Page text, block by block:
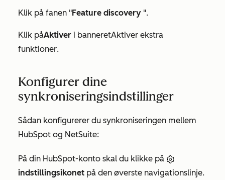
Klik på fanen "Feature discovery ".
Klik påAktiver i banneretAktiver ekstra
funktioner.
Konfigurer dine
synkroniseringsindstillinger
Sådan konfigurerer du synkroniseringen mellem
HubSpot og NetSuite:
På din HubSpot-konto skal du klikke på
indstillingsikonet på den øverste navigationslinje.